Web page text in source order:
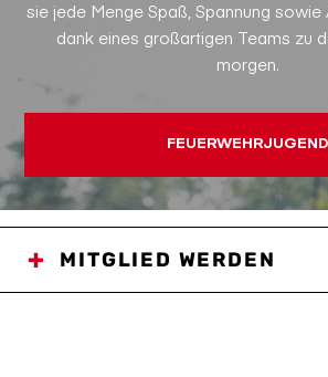
sie jede Menge Spaß, Spannung
dank eines großartigen Teams zu
morgen.
FEUERWEHRJUGEND
MITGLIED WERDEN